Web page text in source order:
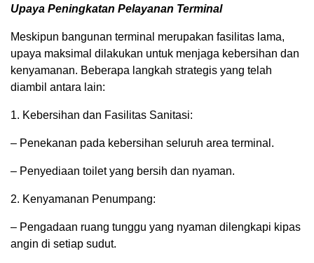
Upaya Peningkatan Pelayanan Terminal
Meskipun bangunan terminal merupakan fasilitas lama,
upaya maksimal dilakukan untuk menjaga kebersihan dan
kenyamanan. Beberapa langkah strategis yang telah
diambil antara lain:
1. Kebersihan dan Fasilitas Sanitasi:
– Penekanan pada kebersihan seluruh area terminal.
– Penyediaan toilet yang bersih dan nyaman.
2. Kenyamanan Penumpang:
– Pengadaan ruang tunggu yang nyaman dilengkapi kipas
angin di setiap sudut.